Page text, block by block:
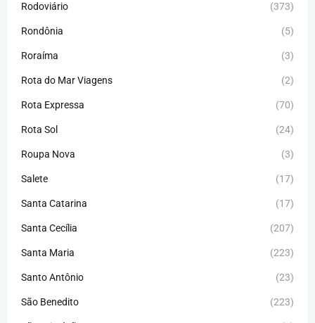
Rodoviário (373)
Rondônia (5)
Roraíma (3)
Rota do Mar Viagens (2)
Rota Expressa (70)
Rota Sol (24)
Roupa Nova (3)
Salete (17)
Santa Catarina (17)
Santa Cecília (207)
Santa Maria (223)
Santo Antônio (23)
São Benedito (223)